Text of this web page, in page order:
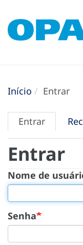
Início Entrar
Abas
primárias
Entrar
Entrar
Nome de
Senha